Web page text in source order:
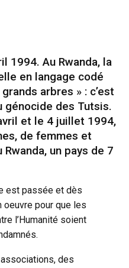
1994. Au Rwanda, la
en langage codé
arbres » : c’est
génocide des Tutsis.
et le 4 juillet 1994,
de femmes et
un pays de 7
est passée et dès
pour que les
l’Humanité soient
des